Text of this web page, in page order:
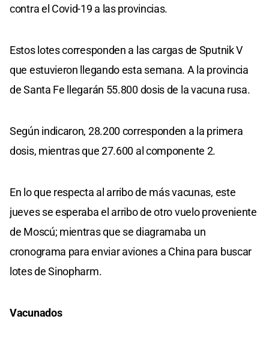
contra el Covid-19 a las provincias.
Estos lotes corresponden a las cargas de Sputnik V
que estuvieron llegando esta semana. A la provincia
de Santa Fe llegarán 55.800 dosis de la vacuna rusa.
Según indicaron, 28.200 corresponden a la primera
dosis, mientras que 27.600 al componente 2.
En lo que respecta al arribo de más vacunas, este
jueves se esperaba el arribo de otro vuelo proveniente
de Moscú; mientras que se diagramaba un
cronograma para enviar aviones a China para buscar
lotes de Sinopharm.
Vacunados